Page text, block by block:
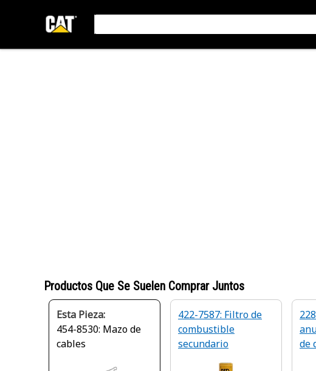
Productos Que Se Suelen Comprar Juntos
Esta Pieza:
454-8530: Mazo de
cables
422-7587: Filtro de
combustible
secundario
de